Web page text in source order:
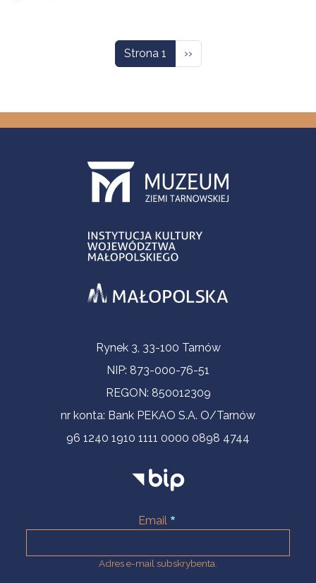
Strona 1 Następna strona
››
Informacje kontaktoweRynek 3, 33-100 Tarnów
NIP: 873-000-76-51
REGON: 850012309
nr konta: Bank PEKAO S.A. O/Tarnów
96 1240 1910 1111 0000 0898 4744
Email
Adres e-mail subskrybenta.